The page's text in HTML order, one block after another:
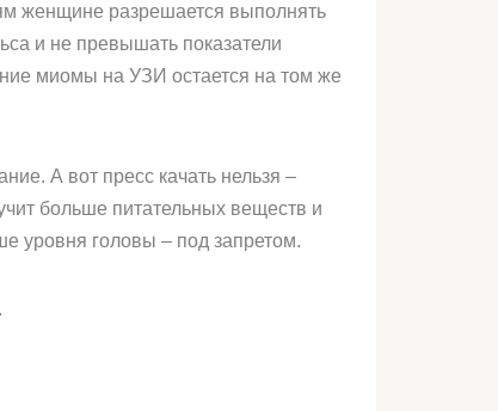
женщине разрешается выполнять
и не превышать показатели
миомы на УЗИ остается на том же
А вот пресс качать нельзя –
больше питательных веществ и
уровня головы – под запретом.